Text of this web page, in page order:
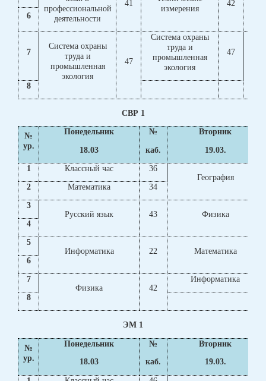
профессиональной
деятельности
41
измерения
42
6
7
Система охраны
труда и
промышленная
экология
47
Система охраны
труда и
промышленная
экология
47
8
СВР 1
№
ур.
Понедельник
18.03
№
каб.
Вторник
19.03.
1
Классный час
36
География
2
Математика
34
3
Русский язык
43
Физика
4
5
Информатика
22
Математика
6
7
Физика
42
Информатика
8
ЭМ 1
№
ур.
Понедельник
18.03
№
каб.
Вторник
19.03.